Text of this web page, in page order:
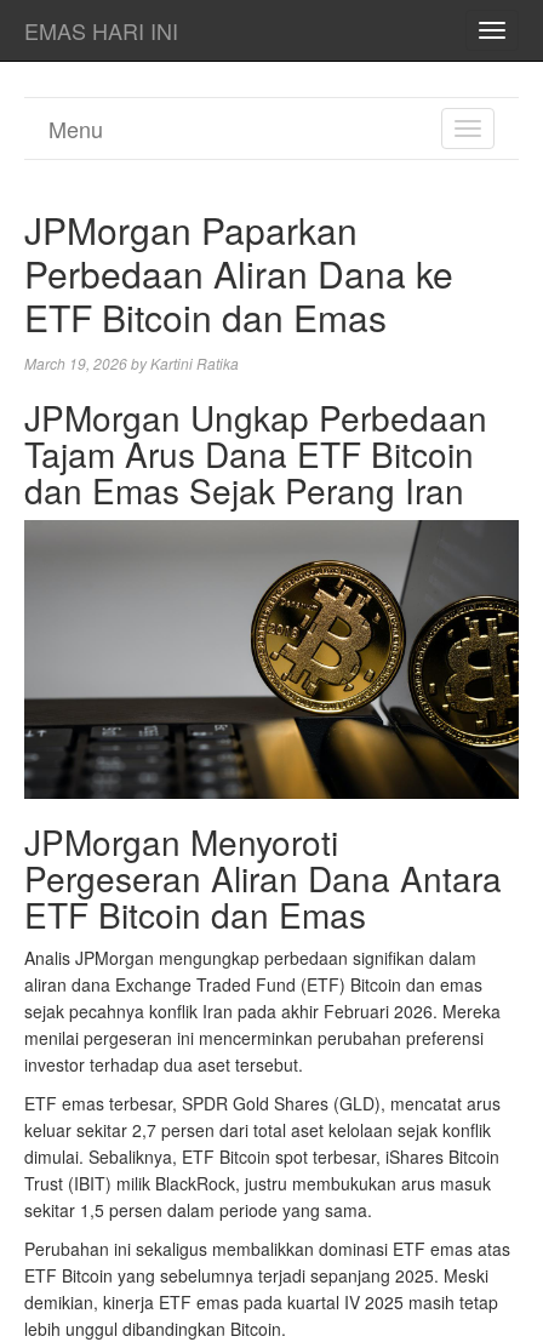
EMAS HARI INI
TOGGLE
Menu
JPMorgan Paparkan
Perbedaan Aliran Dana ke
ETF Bitcoin dan Emas
March 19, 2026byKartini Ratika
JPMorgan Ungkap Perbedaan
Tajam Arus Dana ETF Bitcoin
dan Emas Sejak Perang Iran
JPMorgan Menyoroti
Pergeseran Aliran Dana Antara
ETF Bitcoin dan Emas
Analis JPMorgan mengungkap perbedaan signifikan dalam
aliran dana Exchange Traded Fund (ETF) Bitcoin dan emas
sejak pecahnya konflik Iran pada akhir Februari 2026. Mereka
menilai pergeseran ini mencerminkan perubahan preferensi
investor terhadap dua aset tersebut.
ETF emas terbesar, SPDR Gold Shares (GLD), mencatat arus
keluar sekitar 2,7 persen dari total aset kelolaan sejak konflik
dimulai. Sebaliknya, ETF Bitcoin spot terbesar, iShares Bitcoin
Trust (IBIT) milik BlackRock, justru membukukan arus masuk
sekitar 1,5 persen dalam periode yang sama.
Perubahan ini sekaligus membalikkan dominasi ETF emas atas
ETF Bitcoin yang sebelumnya terjadi sepanjang 2025. Meski
demikian, kinerja ETF emas pada kuartal IV 2025 masih tetap
lebih unggul dibandingkan Bitcoin.